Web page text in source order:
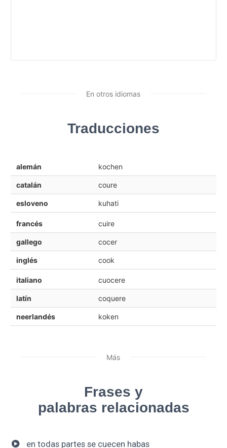
En otros idiomas
Traducciones
alemán kochen
catalán coure
esloveno kuhati
francés cuire
gallego cocer
inglés cook
italiano cuocere
latín coquere
neerlandés koken
Más
Frases y
palabras relacionadas
en todas partes se cuecen habas